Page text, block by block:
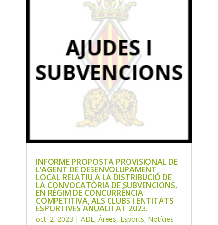
INFORME PROPOSTA PROVISIONAL DE
L’AGENT DE DESENVOLUPAMENT
LOCAL RELATIU A LA DISTRIBUCIÓ DE
LA CONVOCATÒRIA DE SUBVENCIONS,
EN RÈGIM DE CONCURRÈNCIA
COMPETITIVA, ALS CLUBS I ENTITATS
ESPORTIVES ANUALITAT 2023.
oct. 2, 2023 | ADL , Àrees, Esports, Notícies